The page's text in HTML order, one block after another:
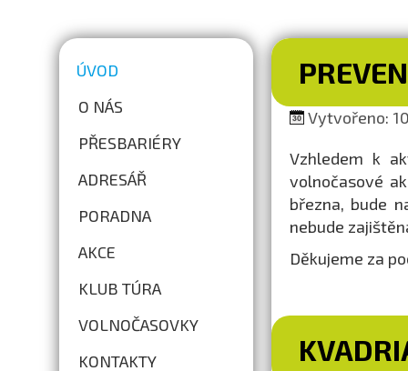
ÚVOD
O NÁS
PŘESBARIÉRY
ADRESÁŘ
PORADNA
AKCE
KLUB TÚRA
VOLNOČASOVKY
KONTAKTY
Vytvořeno:
Vzhledem k
volnočasové
března, bude
nebude
Děkujeme za